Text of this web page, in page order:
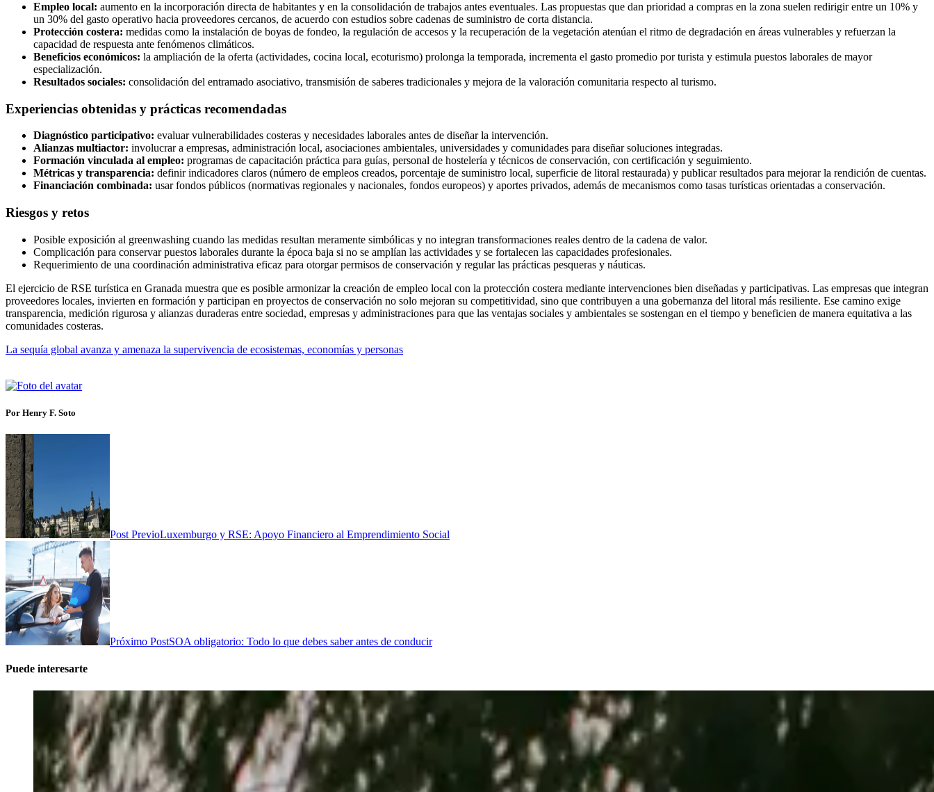
Empleo local: aumento en la incorporación directa de habitantes y en la consolidación de trabajos antes eventuales. Las propuestas que dan prioridad a compras en la zona suelen redirigir entre un 10% y
un 30% del gasto operativo hacia proveedores cercanos, de acuerdo con estudios sobre cadenas de suministro de corta distancia.
Protección costera: medidas como la instalación de boyas de fondeo, la regulación de accesos y la recuperación de la vegetación atenúan el ritmo de degradación en áreas vulnerables y refuerzan la
capacidad de respuesta ante fenómenos climáticos.
Beneficios económicos: la ampliación de la oferta (actividades, cocina local, ecoturismo) prolonga la temporada, incrementa el gasto promedio por turista y estimula puestos laborales de mayor
especialización.
Resultados sociales: consolidación del entramado asociativo, transmisión de saberes tradicionales y mejora de la valoración comunitaria respecto al turismo.
Experiencias obtenidas y prácticas recomendadas
Diagnóstico participativo: evaluar vulnerabilidades costeras y necesidades laborales antes de diseñar la intervención.
Alianzas multiactor: involucrar a empresas, administración local, asociaciones ambientales, universidades y comunidades para diseñar soluciones integradas.
Formación vinculada al empleo: programas de capacitación práctica para guías, personal de hostelería y técnicos de conservación, con certificación y seguimiento.
Métricas y transparencia: definir indicadores claros (número de empleos creados, porcentaje de suministro local, superficie de litoral restaurada) y publicar resultados para mejorar la rendición de cuentas.
Financiación combinada: usar fondos públicos (normativas regionales y nacionales, fondos europeos) y aportes privados, además de mecanismos como tasas turísticas orientadas a conservación.
Riesgos y retos
Posible exposición al greenwashing cuando las medidas resultan meramente simbólicas y no integran transformaciones reales dentro de la cadena de valor.
Complicación para conservar puestos laborales durante la época baja si no se amplían las actividades y se fortalecen las capacidades profesionales.
Requerimiento de una coordinación administrativa eficaz para otorgar permisos de conservación y regular las prácticas pesqueras y náuticas.
El ejercicio de RSE turística en Granada muestra que es posible armonizar la creación de empleo local con la protección costera mediante intervenciones bien diseñadas y participativas. Las empresas que integran
proveedores locales, invierten en formación y participan en proyectos de conservación no solo mejoran su competitividad, sino que contribuyen a una gobernanza del litoral más resiliente. Ese camino exige
transparencia, medición rigurosa y alianzas duraderas entre sociedad, empresas y administraciones para que las ventajas sociales y ambientales se sostengan en el tiempo y beneficien de manera equitativa a las
comunidades costeras.
La sequía global avanza y amenaza la supervivencia de ecosistemas, economías y personas
Por Henry F. Soto
Post PrevioLuxemburgo y RSE: Apoyo Financiero al Emprendimiento Social
Próximo PostSOA obligatorio: Todo lo que debes saber antes de conducir
Puede interesarte